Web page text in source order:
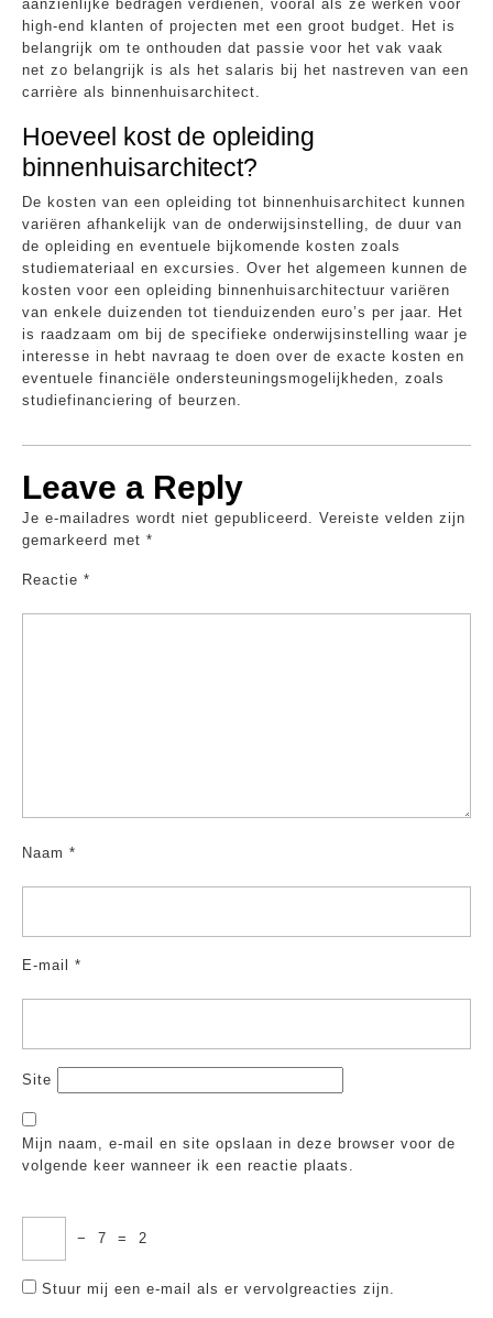
aanzienlijke bedragen verdienen, vooral als ze werken voor
high-end klanten of projecten met een groot budget. Het is
belangrijk om te onthouden dat passie voor het vak vaak
net zo belangrijk is als het salaris bij het nastreven van een
carrière als binnenhuisarchitect.
Hoeveel kost de opleiding
binnenhuisarchitect?
De kosten van een opleiding tot binnenhuisarchitect kunnen
variëren afhankelijk van de onderwijsinstelling, de duur van
de opleiding en eventuele bijkomende kosten zoals
studiemateriaal en excursies. Over het algemeen kunnen de
kosten voor een opleiding binnenhuisarchitectuur variëren
van enkele duizenden tot tienduizenden euro’s per jaar. Het
is raadzaam om bij de specifieke onderwijsinstelling waar je
interesse in hebt navraag te doen over de exacte kosten en
eventuele financiële ondersteuningsmogelijkheden, zoals
studiefinanciering of beurzen.
Leave a Reply
Je e-mailadres wordt niet gepubliceerd. Vereiste velden zijn
gemarkeerd met *
Reactie *
Naam *
E-mail *
Site
Mijn naam, e-mail en site opslaan in deze browser voor de
volgende keer wanneer ik een reactie plaats.
− 7 = 2
Stuur mij een e-mail als er vervolgreacties zijn.